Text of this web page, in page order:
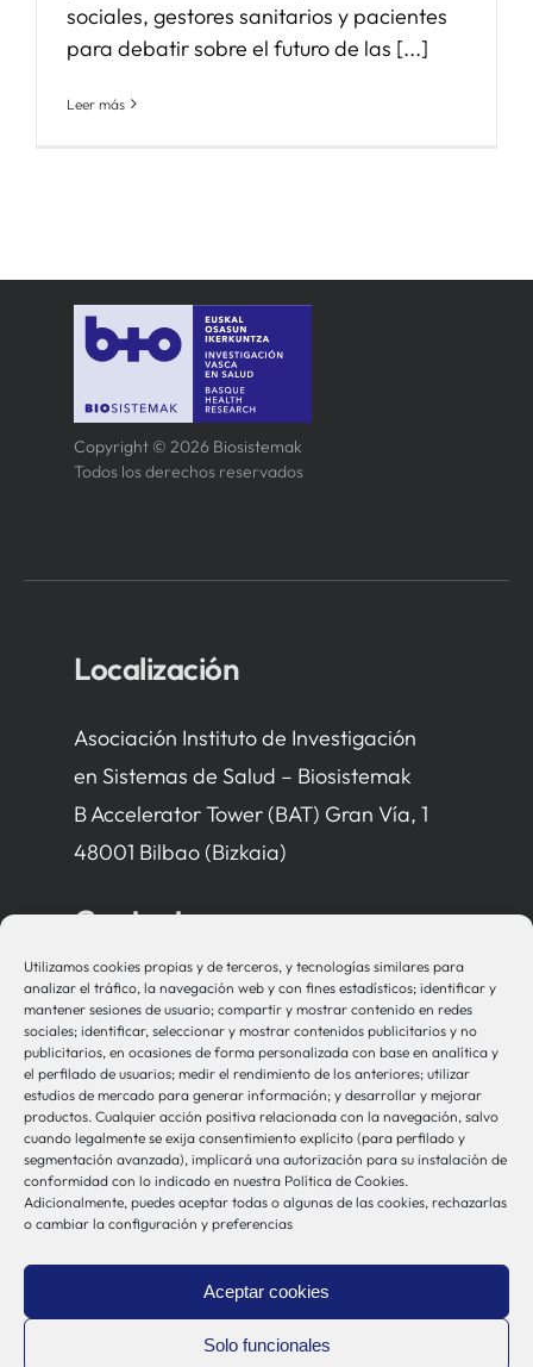
Utilizamos cookies propias y de terceros, y tecnologías similares para
analizar el tráfico, la navegación web y con fines estadísticos; identificar y
mantener sesiones de usuario; compartir y mostrar contenido en redes
sociales; identificar, seleccionar y mostrar contenidos publicitarios y no
publicitarios, en ocasiones de forma personalizada con base en analítica y
el perfilado de usuarios; medir el rendimiento de los anteriores; utilizar
estudios de mercado para generar información; y desarrollar y mejorar
productos. Cualquier acción positiva relacionada con la navegación, salvo
cuando legalmente se exija consentimiento explícito (para perfilado y
segmentación avanzada), implicará una autorización para su instalación de
conformidad con lo indicado en nuestra Política de Cookies.
Adicionalmente, puedes aceptar todas o algunas de las cookies, rechazarlas
o cambiar la configuración y preferencias
Aceptar cookies
Solo funcionales
sociales, gestores sanitarios y pacientes
para debatir sobre el futuro de las [...]
Leer más
Copyright © 2026 Biosistemak
Todos los derechos reservados
Localización
Asociación Instituto de Investigación
en Sistemas de Salud – Biosistemak
B Accelerator Tower (BAT) Gran Vía, 1
48001 Bilbao (Bizkaia)
Contacto
bio-sistemak@bio-sistemak.eus
944 00 77 90
Otros Enlaces
Osakidetza